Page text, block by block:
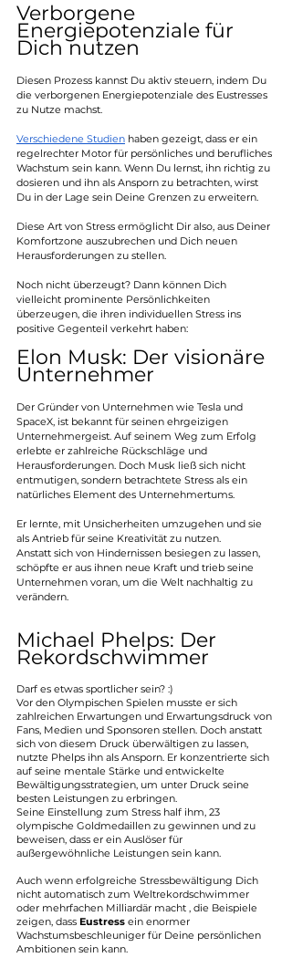
Verborgene
Energiepotenziale für
Dich nutzen
Diesen Prozess kannst Du aktiv steuern, indem Du
die verborgenen Energiepotenziale des Eustresses
zu Nutze machst.
Verschiedene Studien haben gezeigt, dass er ein
regelrechter Motor für persönliches und berufliches
Wachstum sein kann. Wenn Du lernst, ihn richtig zu
dosieren und ihn als Ansporn zu betrachten, wirst
Du in der Lage sein Deine Grenzen zu erweitern.
Diese Art von Stress ermöglicht Dir also, aus Deiner
Komfortzone auszubrechen und Dich neuen
Herausforderungen zu stellen.
Noch nicht überzeugt? Dann können Dich
vielleicht prominente Persönlichkeiten
überzeugen, die ihren individuellen Stress ins
positive Gegenteil verkehrt haben:
Elon Musk: Der visionäre
Unternehmer
Der Gründer von Unternehmen wie Tesla und
SpaceX, ist bekannt für seinen ehrgeizigen
Unternehmergeist. Auf seinem Weg zum Erfolg
erlebte er zahlreiche Rückschläge und
Herausforderungen. Doch Musk ließ sich nicht
entmutigen, sondern betrachtete Stress als ein
natürliches Element des Unternehmertums.
Er lernte, mit Unsicherheiten umzugehen und sie
als Antrieb für seine Kreativität zu nutzen.
Anstatt sich von Hindernissen besiegen zu lassen,
schöpfte er aus ihnen neue Kraft und trieb seine
Unternehmen voran, um die Welt nachhaltig zu
verändern.
Michael Phelps: Der
Rekordschwimmer
Darf es etwas sportlicher sein? :)
Vor den Olympischen Spielen musste er sich
zahlreichen Erwartungen und Erwartungsdruck von
Fans, Medien und Sponsoren stellen. Doch anstatt
sich von diesem Druck überwältigen zu lassen,
nutzte Phelps ihn als Ansporn. Er konzentrierte sich
auf seine mentale Stärke und entwickelte
Bewältigungsstrategien, um unter Druck seine
besten Leistungen zu erbringen.
Seine Einstellung zum Stress half ihm, 23
olympische Goldmedaillen zu gewinnen und zu
beweisen, dass er ein Auslöser für
außergewöhnliche Leistungen sein kann.
Auch wenn erfolgreiche Stressbewältigung Dich
nicht automatisch zum Weltrekordschwimmer
oder mehrfachen Milliardär macht , die Beispiele
zeigen, dass Eustress ein enormer
Wachstumsbeschleuniger für Deine persönlichen
Ambitionen sein kann.